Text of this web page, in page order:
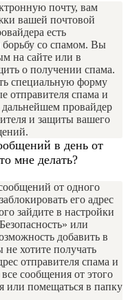
почту, вам
вашей почтовой
есть
борьбу со спамом. Вы
на сайте или в
о получении спама.
специальную форму
отправителя спама и
провайдер
и защиты вашего
в день от
мне делать?
от одного
его адрес
зайдите в настройки
или
добавить в
хотите получать
отправителя спама и
сообщения от этого
или помещаться в папку